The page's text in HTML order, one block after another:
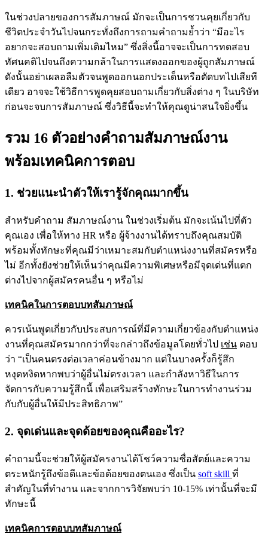
ในช่วงปลายของการสัมภาษณ์ มักจะเป็นการชวนคุยเกี่ยวกับ
ชีวิตประจำวันไปจนกระทั่งถึงการถามคำถามย้ำว่า “มีอะไร
อยากจะสอบถามเพิ่มเติมไหม” ซึ่งสิ่งนี้อาจจะเป็นการทดสอบ
ทัศนคติไปจนถึงความกล้าในการแสดงออกของผู้ถูกสัมภาษณ์
ดังนั้นอย่าเผลอลืมตัวจนพูดออกนอกประเด็นหรือตัดบทไปเสียที
เดียว อาจจะใช้วิธีการพูดคุยสอบถามเกี่ยวกับสิ่งต่าง ๆ ในบริษัท
ก่อนจะจบการสัมภาษณ์ ซึ่งวิธีนี้จะทำให้คุณดูน่าสนใจยิ่งขึ้น
รวม 16 ตัวอย่างคำถามสัมภาษณ์งาน
พร้อมเทคนิคการตอบ
1. ช่วยแนะนำตัวให้เรารู้จักคุณมากขึ้น
สำหรับคำถาม สัมภาษณ์งาน ในช่วงเริ่มต้น มักจะเน้นไปที่ตัว
คุณเอง เพื่อให้ทาง HR หรือ ผู้จ้างงานได้ทราบถึงคุณสมบัติ
พร้อมทั้งทักษะที่คุณมีว่าเหมาะสมกับตำแหน่งงานที่สมัครหรือ
ไม่ อีกทั้งยังช่วยให้เห็นว่าคุณมีความพิเศษหรือมีจุดเด่นที่แตก
ต่างไปจากผู้สมัครคนอื่น ๆ หรือไม่
เทคนิคในการตอบบทสัมภาษณ์
ควรเน้นพูดเกี่ยวกับประสบการณ์ที่มีความเกี่ยวข้องกับตำแหน่ง
งานที่คุณสมัครมากกว่าที่จะกล่าวถึงข้อมูลโดยทั่วไป เช่น ตอบ
ว่า “เป็นคนตรงต่อเวลาค่อนข้างมาก แต่ในบางครั้งก็รู้สึก
หงุดหงิดหากพบว่าผู้อื่นไม่ตรงเวลา และกำลังหาวิธีในการ
จัดการกับความรู้สึกนี้ เพื่อเสริมสร้างทักษะในการทำงานร่วม
กับกับผู้อื่นให้มีประสิทธิภาพ”
2. จุดเด่นและจุดด้อยของคุณคืออะไร?
คำถามนี้จะช่วยให้ผู้สมัครงานได้โชว์ความซื่อสัตย์และความ
ตระหนักรู้ถึงข้อดีและข้อด้อยของตนเอง ซึ่งเป็น soft skill ที่
สำคัญในที่ทำงาน และจากการวิจัยพบว่า 10-15% เท่านั้นที่จะมี
ทักษะนี้
เทคนิคการตอบบทสัมภาษณ์